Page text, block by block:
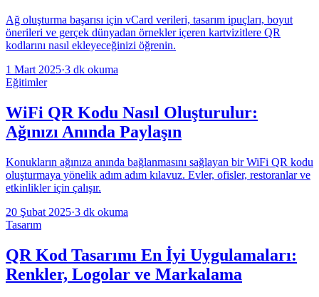
Ağ oluşturma başarısı için vCard verileri, tasarım ipuçları, boyut
önerileri ve gerçek dünyadan örnekler içeren kartvizitlere QR
kodlarını nasıl ekleyeceğinizi öğrenin.
1 Mart 2025·3 dk okuma
Eğitimler
WiFi QR Kodu Nasıl Oluşturulur:
Ağınızı Anında Paylaşın
Konukların ağınıza anında bağlanmasını sağlayan bir WiFi QR kodu
oluşturmaya yönelik adım adım kılavuz. Evler, ofisler, restoranlar ve
etkinlikler için çalışır.
20 Şubat 2025·3 dk okuma
Tasarım
QR Kod Tasarımı En İyi Uygulamaları:
Renkler, Logolar ve Markalama